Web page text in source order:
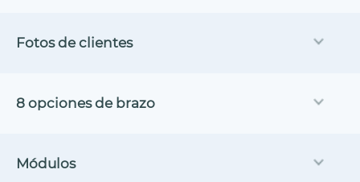
Fotos de clientes
8 opciones de brazo
Módulos